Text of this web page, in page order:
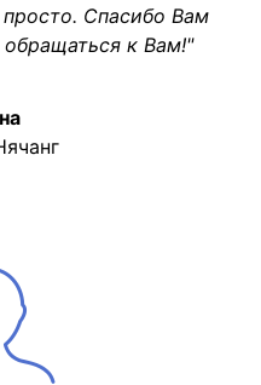
просто. Спасибо Вам
к Вам!"